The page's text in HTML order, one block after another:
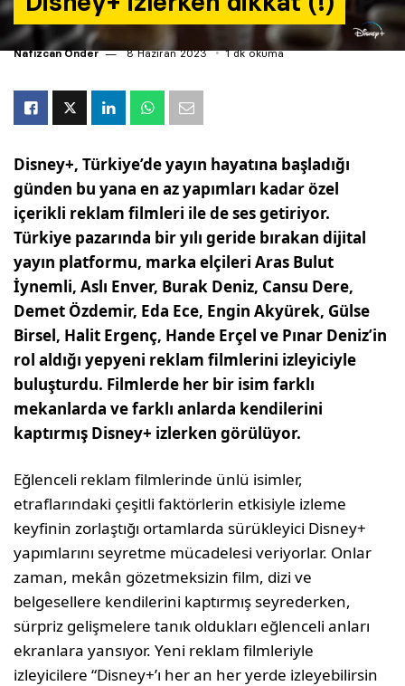
Nafizcan Önder 8 Haziran 2023 1 dk okuma
Disney+, Türkiye’de yayın hayatına başladığı
günden bu yana en az yapımları kadar özel
içerikli reklam filmleri ile de ses getiriyor.
Türkiye pazarında bir yılı geride bırakan dijital
yayın platformu, marka elçileri Aras Bulut
İynemli, Aslı Enver, Burak Deniz, Cansu Dere,
Demet Özdemir, Eda Ece, Engin Akyürek, Gülse
Birsel, Halit Ergenç, Hande Erçel ve Pınar Deniz’in
rol aldığı yepyeni reklam filmlerini izleyiciyle
buluşturdu. Filmlerde her bir isim farklı
mekanlarda ve farklı anlarda kendilerini
kaptırmış Disney+ izlerken görülüyor.
Eğlenceli reklam filmlerinde ünlü isimler,
etraflarındaki çeşitli faktörlerin etkisiyle izleme
keyfinin zorlaştığı ortamlarda sürükleyici Disney+
yapımlarını seyretme mücadelesi veriyorlar. Onlar
zaman, mekân gözetmeksizin film, dizi ve
belgesellere kendilerini kaptırmış seyrederken,
sürpriz gelişmelere tanık oldukları eğlenceli anları
ekranlara yansıyor. Yeni reklam filmleriyle
izleyicilere “Disney+’ı her an her yerde izleyebilirsin